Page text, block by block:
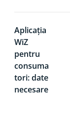
Aplicația
WiZ
pentru
consuma
tori: date
necesare